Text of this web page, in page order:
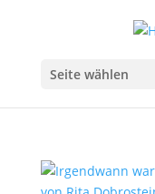
Seite wählen